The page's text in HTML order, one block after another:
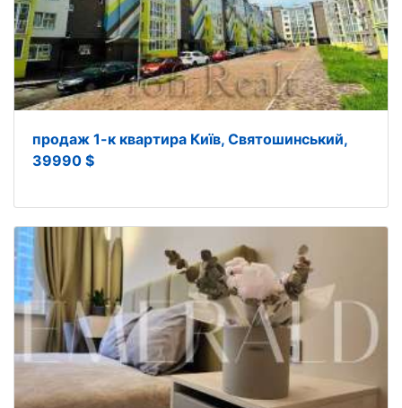
продаж 1-к квартира Київ, Святошинський,
39990 $